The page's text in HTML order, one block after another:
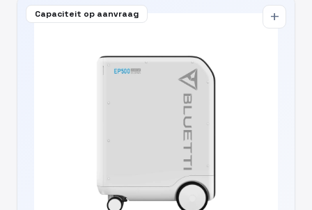
Capaciteit op aanvraag add